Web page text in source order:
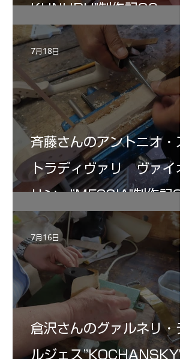
KUNUPU"制作記30
斉藤さんのアントニオ・ス
トラディヴァリ ヴァイオ
リン ”MESSIA"制作記32
7月18日
倉沢さんのグァルネリ・デ
ルジェス”KOCHANSKY"制
7月16日